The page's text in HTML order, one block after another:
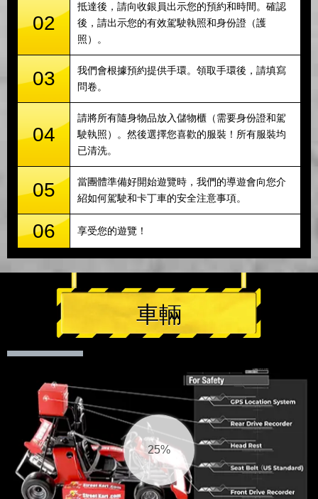
02
抵達後，請向收銀員出示您的預約和時間。確認
後，請出示您的有效駕駛執照和身份證（護
照）。
03
我們會根據預約提供手環。領取手環後，請填寫
問卷。
04
請將所有隨身物品放入儲物櫃（需要身份證和駕
駛執照）。然後選擇您喜歡的服裝！所有服裝均
已清洗。
05
當團體準備好開始遊覽時，我們的導遊會向您介
紹如何駕駛和卡丁車的安全注意事項。
06 享受您的遊覽！
車輛
26%